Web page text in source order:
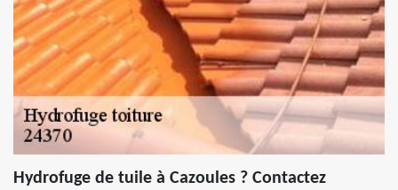
Hydrofuge de tuile à Cazoules ? Contactez